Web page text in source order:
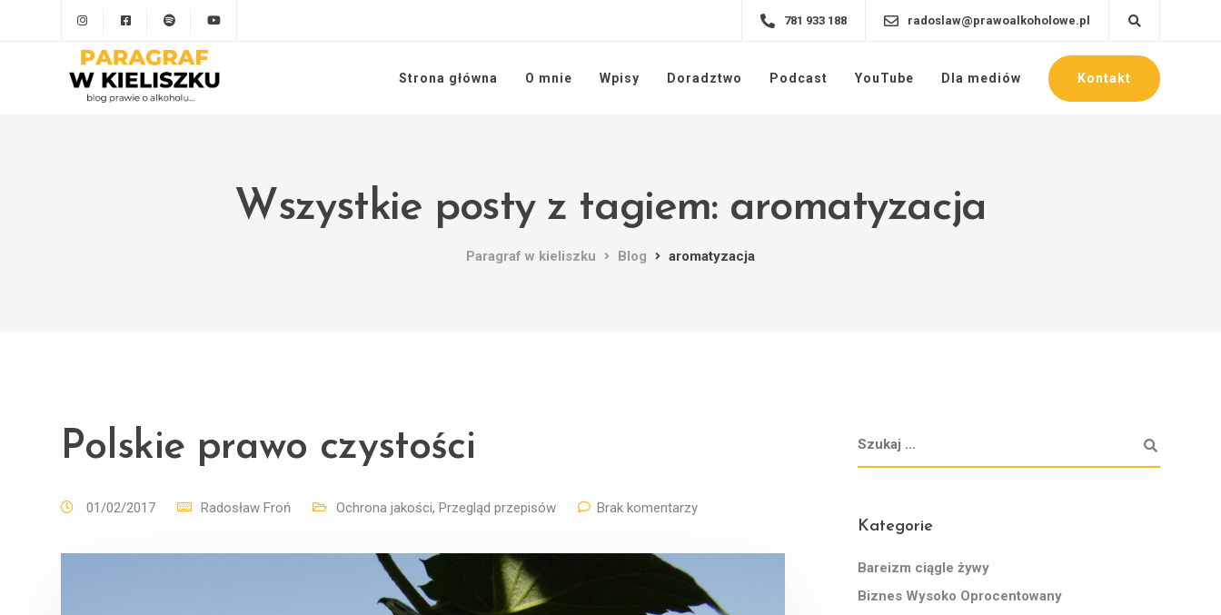
781 933 188 radoslaw@prawoalkoholowe.pl
Strona główna O mnie Wpisy Doradztwo Podcast YouTube Dla mediów Kontakt
Wszystkie posty z tagiem: aromatyzacja
Paragraf w kieliszku Blog aromatyzacja
Polskie prawo czystości
01/02/2017 Radosław Froń Ochrona jakości, Przegląd przepisów Brak komentarzy
Kategorie
Bareizm ciągle żywy
Biznes Wysoko Oprocentowany